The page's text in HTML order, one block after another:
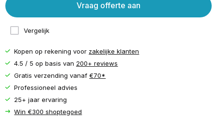
Vergelijk
Vraag offerte aan
Kopen op rekening voor zakelijke klanten
4.5 / 5 op basis van 200+ reviews
Gratis verzending vanaf€70*
Professioneel advies
25+ jaar ervaring
Win €300 shoptegoed